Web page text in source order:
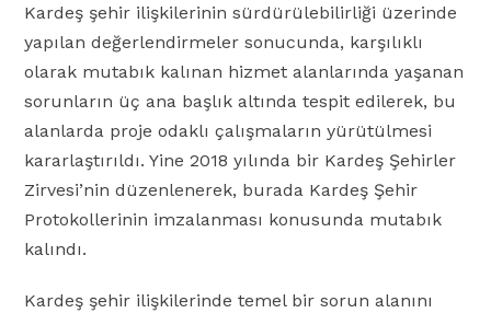
Kardeş şehir ilişkilerinin sürdürülebilirliği üzerinde
yapılan değerlendirmeler sonucunda, karşılıklı
olarak mutabık kalınan hizmet alanlarında yaşanan
sorunların üç ana başlık altında tespit edilerek, bu
alanlarda proje odaklı çalışmaların yürütülmesi
kararlaştırıldı. Yine 2018 yılında bir Kardeş Şehirler
Zirvesi’nin düzenlenerek, burada Kardeş Şehir
Protokollerinin imzalanması konusunda mutabık
kalındı.
Kardeş şehir ilişkilerinde temel bir sorun alanını